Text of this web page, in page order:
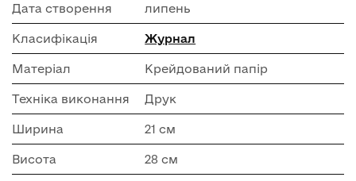
Дата створення липень
Класифікація Журнал
Матеріал Крейдований папір
Техніка виконання Друк
Ширина 21 см
Висота 28 см